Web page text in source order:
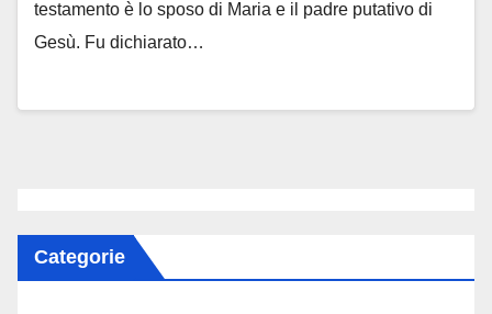
testamento è lo sposo di Maria e il padre putativo di
Gesù. Fu dichiarato…
Categorie